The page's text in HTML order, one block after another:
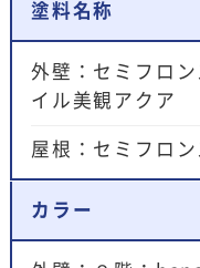
塗料名称
外壁：セミフロ
イル美観アクア
屋根：セミフロ
カラー